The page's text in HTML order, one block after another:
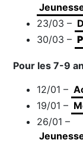
23/03 –
30/03 –
Pour les 7-9
12/01 –
19/01 –
26/01 –